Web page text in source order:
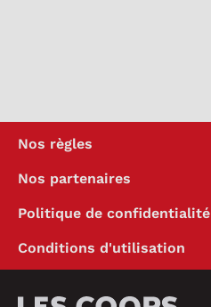
Nos règles
Nos partenaires
Politique de confidentialité
Conditions d'utilisation